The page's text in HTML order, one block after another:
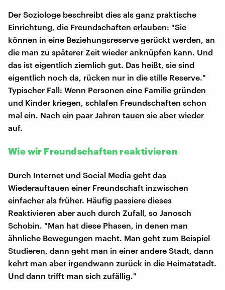
Der Soziologe beschreibt dies als ganz praktische
Einrichtung, die Freundschaften erlauben: "Sie
können in eine Beziehungsreserve gerückt werden, an
die man zu späterer Zeit wieder anknüpfen kann. Und
das ist eigentlich ziemlich gut. Das heißt, sie sind
eigentlich noch da, rücken nur in die stille Reserve."
Typischer Fall: Wenn Personen eine Familie gründen
und Kinder kriegen, schlafen Freundschaften schon
mal ein. Nach ein paar Jahren tauen sie aber wieder
auf.
Wie wir Freundschaften reaktivieren
Durch Internet und Social Media geht das
Wiederauftauen einer Freundschaft inzwischen
einfacher als früher. Häufig passiere dieses
Reaktivieren aber auch durch Zufall, so Janosch
Schobin. "Man hat diese Phasen, in denen man
ähnliche Bewegungen macht. Man geht zum Beispiel
Studieren, dann geht man in einer andere Stadt, dann
kehrt man aber irgendwann zurück in die Heimatstadt.
Und dann trifft man sich zufällig."